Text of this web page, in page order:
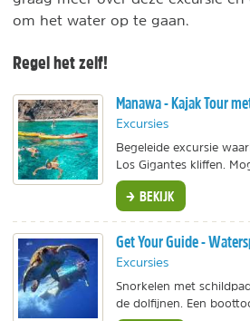
om het water op te gaan.
Regel het zelf!
Manawa - Kajak Tour
Excursies
Begeleide excursie
Los Gigantes kliffen.
BEKIJK
Get Your Guide -
Excursies
Snorkelen met
de dolfijnen. Een